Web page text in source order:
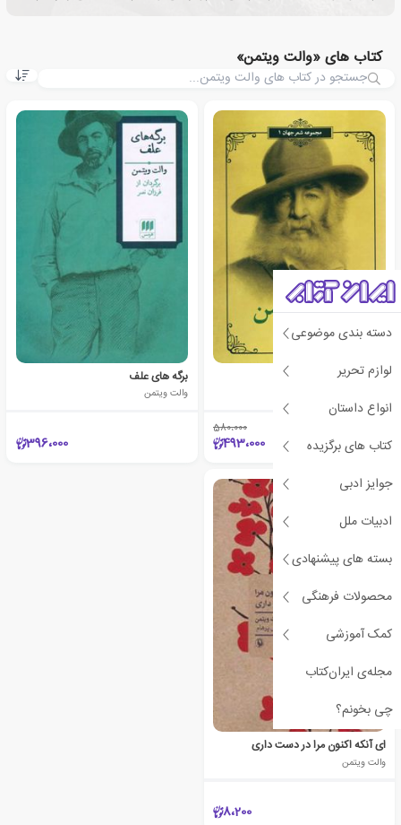
دسته بندی موضوعی
لوازم تحریر
انواع داستان
کتاب های برگزیده
جوایز ادبی
ادبیات ملل
بسته های پیشنهادی
محصولات فرهنگی
کمک آموزشی
مجله‌ی ایران‌کتاب
چی بخونم؟
کتاب های «والت ویتمن»
گزینه اشعار والت ویتمن
580،000
493،000
برگه های علف
والت ویتمن
396،000
ای آنکه اکنون مرا در دست داری
والت ویتمن
8،200